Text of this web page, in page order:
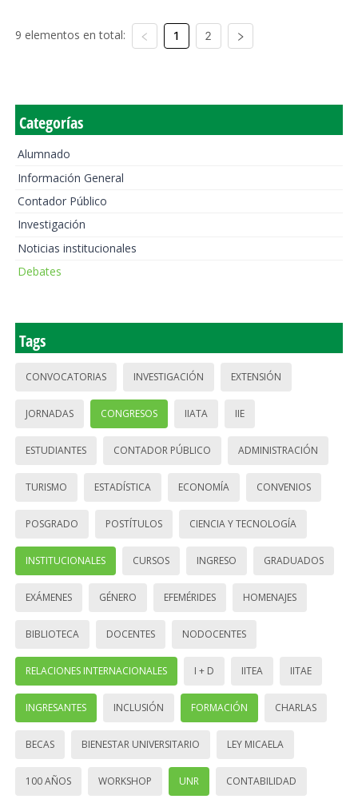
9 elementos en total: 1 2
Categorías
Alumnado
Información General
Contador Público
Investigación
Noticias institucionales
Debates
Tags
CONVOCATORIAS INVESTIGACIÓN EXTENSIÓN
JORNADAS CONGRESOS IIATA IIE
ESTUDIANTES CONTADOR PÚBLICO ADMINISTRACIÓN
TURISMO ESTADÍSTICA ECONOMÍA CONVENIOS
POSGRADO POSTÍTULOS CIENCIA Y TECNOLOGÍA
INSTITUCIONALES CURSOS INGRESO GRADUADOS
EXÁMENES GÉNERO EFEMÉRIDES HOMENAJES
BIBLIOTECA DOCENTES NODOCENTES
RELACIONES INTERNACIONALES I + D IITEA IITAE
INGRESANTES INCLUSIÓN FORMACIÓN CHARLAS
BECAS BIENESTAR UNIVERSITARIO LEY MICAELA
100 AÑOS WORKSHOP UNR CONTABILIDAD